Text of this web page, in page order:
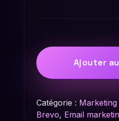
Ajouter
Catégorie : Marketing
Brevo, Email